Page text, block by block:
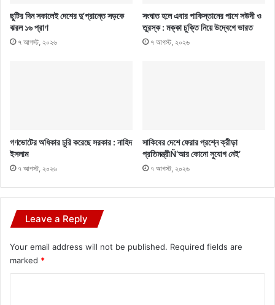
ছুটির দিন সকালেই দেশের দু’প্রান্তে সড়কে
ঝরল ১৬ প্রাণ
৭ আগস্ট, ২০২৬
সংঘাত হলে এবার পাকিস্তানের পাশে সউদী ও
তুরস্ক : মক্কা চুক্তি নিয়ে উদ্বেগে ভারত
৭ আগস্ট, ২০২৬
গণভোটের অধিকার চুরি করেছে সরকার : নাহিদ
ইসলাম
৭ আগস্ট, ২০২৬
সাকিবের দেশে ফেরার প্রশ্নে ক্রীড়া
প্রতিমন্ত্রীÑ‘আর কোনো সুযোগ নেই’
৭ আগস্ট, ২০২৬
Leave a Reply
Your email address will not be published. Required fields are
marked *